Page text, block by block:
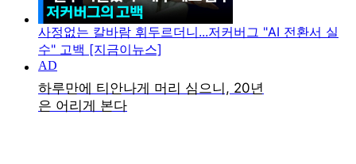
사정없는 칼바람 휘두르더니...저커버그 "AI 전환서 실
수" 고백 [지금이뉴스]